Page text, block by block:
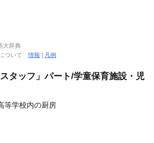
大辞典
について情報 | 凡例
スタッフ」パート/学童保育施設・児
等学校内の厨房